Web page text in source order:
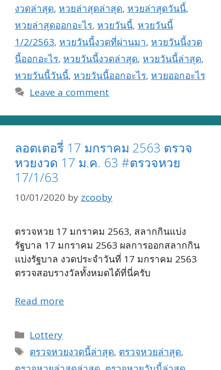
งวดล่าสุด, หวยล่าสุดล่าสุด, หวยล่าสุดวันนี้,
หวยล่าสุดออกอะไร, หวยวันนี้, หวยวันนี้
1/2/2563, หวยวันนี้งวดที่ผ่านมา, หวยวันนี้งวด
นี้ออกอะไร, หวยวันนี้งวดล่าสุด, หวยวันนี้ล่าสุด,
หวยวันนี้วันนี้, หวยวันนี้ออกอะไร, หวยออกอะไร
Leave a comment
ลอตเตอรี่ 17 มกราคม 2563 ตรวจ
หวยงวด 17 ม.ค. 63 #ตรวจหวย
17/1/63
10/01/2020 by zcooby
ตรวจหวย 17 มกราคม 2563, สลากกินแบ่ง
รัฐบาล 17 มกราคม 2563 ผลการออกสลากกิน
แบ่งรัฐบาล งวดประจำวันที่ 17 มกราคม 2563
ตรวจสอบรางวัลทั้งหมดได้ที่นี่ครับ
Read more
Categories
Lottery
Tags
ตรวจหวยงวดนี้ล่าสุด, ตรวจหวยล่าสุด,